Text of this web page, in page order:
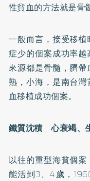
性貧血的方法就是骨
一般而言，接受移
症少的個案成功率
來源都是骨髓，臍
熟，小海，是南台
血移植成功個案。
鐵質沈積 心衰竭、
以往的重型海貧個
能活到3、4歲，